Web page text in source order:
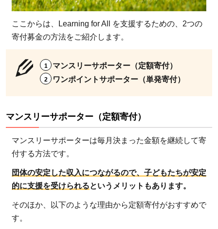
ここからは、Learning for All を支援するための、2つの
寄付募金の方法をご紹介します。
マンスリーサポーター（定額寄付）
ワンポイントサポーター（単発寄付）
マンスリーサポーター（定額寄付）
マンスリーサポーターは毎月決まった金額を継続して寄
付する方法です。
団体の安定した収入につながるので、子どもたちが安定
的に支援を受けられるというメリットもあります。
そのほか、以下のような理由から定額寄付がおすすめで
す。